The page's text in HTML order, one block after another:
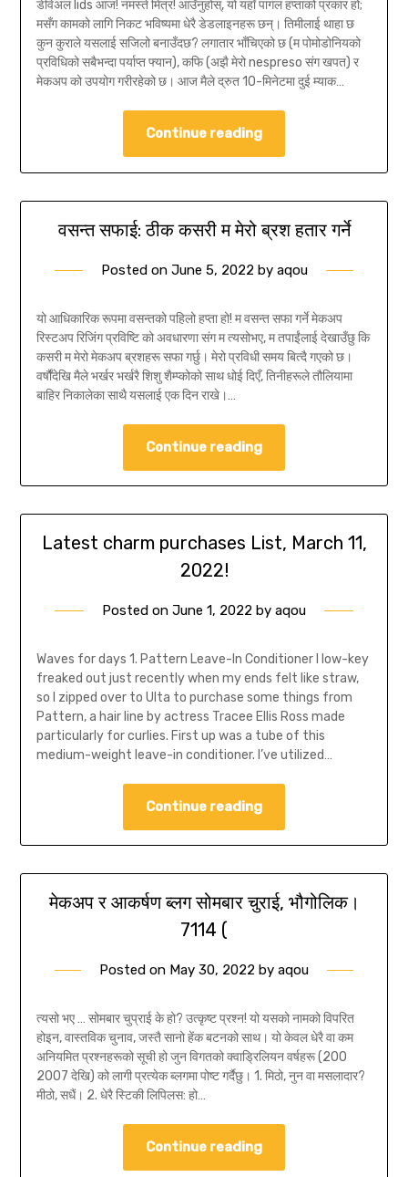
डेविअल lids आज! नमस्ते मित्र! आउँनुहोस्, यो यहाँ पागल हप्ताको प्रकार हो;
मसँग कामको लागि निकट भविष्यमा धेरै डेडलाइनहरू छन्। तिमीलाई थाहा छ
कुन कुराले यसलाई सजिलो बनाउँदछ? लगातार भाँचिएको छ (म पोमोडोनियको
प्रविधिको सबैभन्दा पर्याप्त फ्यान), कफि (अझै मेरो nespreso संग खपत) र
मेकअप को उपयोग गरीरहेको छ। आज मैले द्रुत 10-मिनेटमा दुई म्याक…
Continue reading
वसन्त सफाई: ठीक कसरी म मेरो ब्रश हतार गर्ने
Posted on June 5, 2022 by aqou
यो आधिकारिक रूपमा वसन्तको पहिलो हप्ता हो! म वसन्त सफा गर्ने मेकअप
रिस्टअप रिजिंग प्रविष्टि को अवधारणा संग म त्यसोभए, म तपाईंलाई देखाउँछु कि
कसरी म मेरो मेकअप ब्रशहरू सफा गर्छु। मेरो प्रविधी समय बित्दै गएको छ।
वर्षौंदेखि मैले भर्खर भर्खरै शिशु शैम्प्कोको साथ धोई दिएँ, तिनीहरूले तौलियामा
बाहिर निकालेका साथै यसलाई एक दिन राखे।…
Continue reading
Latest charm purchases List, March 11,
2022!
Posted on June 1, 2022 by aqou
Waves for days 1. Pattern Leave-In Conditioner I low-key
freaked out just recently when my ends felt like straw,
so I zipped over to Ulta to purchase some things from
Pattern, a hair line by actress Tracee Ellis Ross made
particularly for curlies. First up was a tube of this
medium-weight leave-in conditioner. I’ve utilized…
Continue reading
मेकअप र आकर्षण ब्लग सोमबार चुराई, भौगोलिक।
7114 (
Posted on May 30, 2022 by aqou
त्यसो भए … सोमबार चुप्राई के हो? उत्कृष्ट प्रश्न! यो यसको नामको विपरित
होइन, वास्तविक चुनाव, जस्तै सानो हेंक बटनको साथ। यो केवल धेरै वा कम
अनियमित प्रश्नहरूको सूची हो जुन विगतको क्वाड्रिलियन वर्षहरू (200
2007 देखि) को लागी प्रत्येक ब्लगमा पोष्ट गर्दैछु। 1. मिठो, नुन वा मसलादार?
मीठो, सधैं। 2. धेरै स्टिकी लिपिलस: हो…
Continue reading